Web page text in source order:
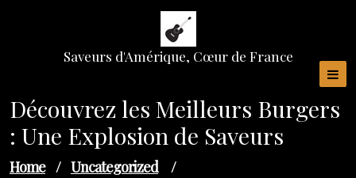
Saveurs d'Amérique, Cœur de France
Découvrez les Meilleurs Burgers
: Une Explosion de Saveurs
Home / Uncategorized /